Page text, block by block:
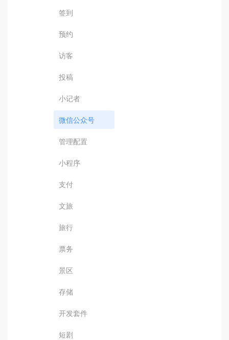
签到
预约
访客
投稿
小记者
微信公众号
管理配置
小程序
支付
文旅
旅行
票务
景区
存储
开发套件
短剧